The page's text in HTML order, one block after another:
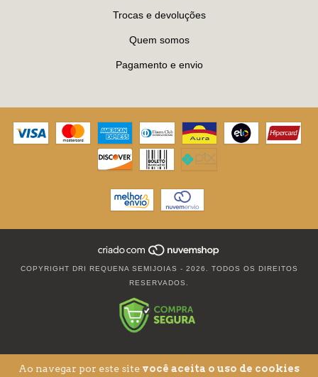
Ao navegar por este site você aceita o uso de cookies
Trocas e devoluções
Quem somos
Pagamento e envio
COPYRIGHT DRI REQUENA SEMIJOIAS - 2026. TODOS OS DIREITOS
RESERVADOS.